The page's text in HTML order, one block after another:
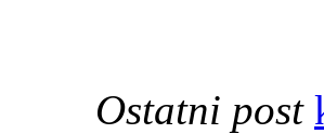
Ostatni post